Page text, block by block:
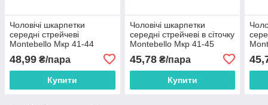
Чоловічі шкарпетки
середні стрейчеві
Montebello Мкр 41-44
48,99 ₴/пара
Купити
Чоловічі шкарпетки
середні стрейчеві в сіточку
Montebello Мкр 41-45
45,78₴/пара
Купити